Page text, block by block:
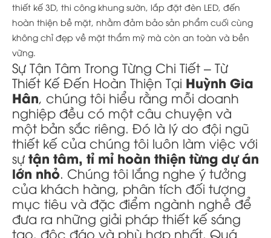
thiết kế 3D, thi công khung sườn, lắp đặt đèn LED, đến
hoàn thiện bề mặt, nhằm đảm bảo sản phẩm cuối cùng
không chỉ đẹp về mặt thẩm mỹ mà còn an toàn và bền
vững.
Sự Tận Tâm Trong Từng Chi Tiết – Từ
Thiết Kế Đến Hoàn Thiện Tại Huỳnh Gia
Hân, chúng tôi hiểu rằng mỗi doanh
nghiệp đều có một câu chuyện và
một bản sắc riêng. Đó là lý do đội ngũ
thiết kế của chúng tôi luôn làm việc với
sự tận tâm, tỉ mỉ hoàn thiện từng dự án
lớn nhỏ. Chúng tôi lắng nghe ý tưởng
của khách hàng, phân tích đối tượng
mục tiêu và đặc điểm ngành nghề để
đưa ra những giải pháp thiết kế sáng
tạo, độc đáo và phù hợp nhất. Quá